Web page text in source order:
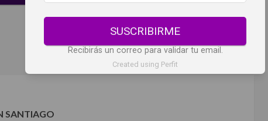
SANTIAGO
SUSCRIBIRME
Recibirás un correo para validar tu email.
Created using Perfit